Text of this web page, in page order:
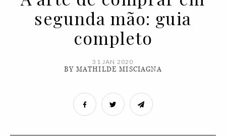
segunda mão: guia
completo
31 JAN 2020
BY MATHILDE MISCIAGNA